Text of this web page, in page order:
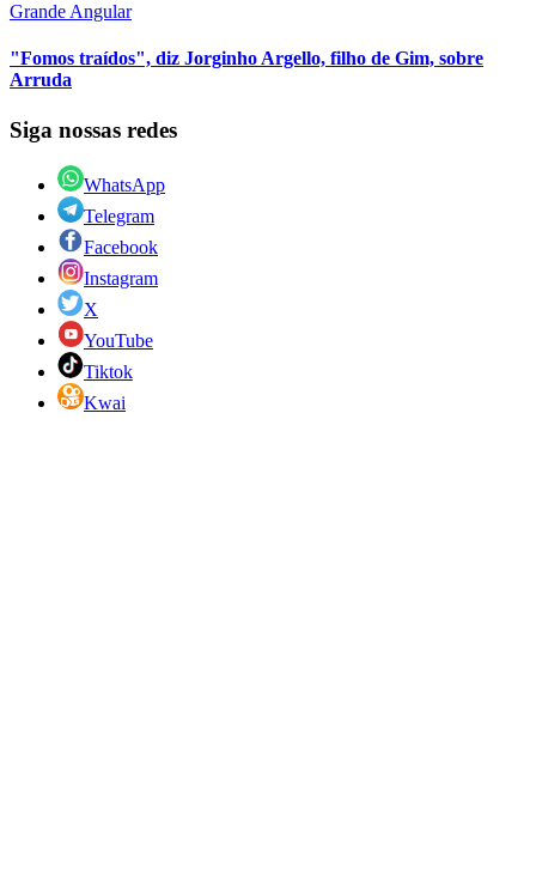
Grande Angular
"Fomos traídos", diz Jorginho Argello, filho de Gim, sobre
Arruda
Siga nossas redes
WhatsApp
Telegram
Facebook
Instagram
X
YouTube
Tiktok
Kwai